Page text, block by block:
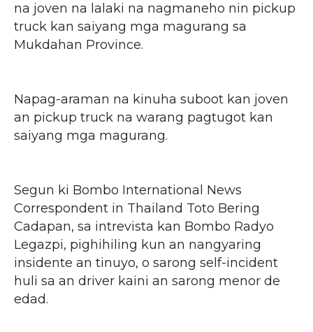
na joven na lalaki na nagmaneho nin pickup
truck kan saiyang mga magurang sa
Mukdahan Province.
Napag-araman na kinuha suboot kan joven
an pickup truck na warang pagtugot kan
saiyang mga magurang.
Segun ki Bombo International News
Correspondent in Thailand Toto Bering
Cadapan, sa intrevista kan Bombo Radyo
Legazpi, pighihiling kun an nangyaring
insidente an tinuyo, o sarong self-incident
huli sa an driver kaini an sarong menor de
edad.